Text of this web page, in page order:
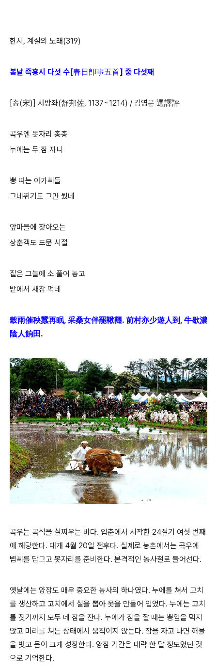
한시, 계절의 노래(319)
봄날 즉흥시 다섯 수[春日卽事五首] 중 다섯째
[송(宋)] 서방좌(舒邦佐, 1137~1214) / 김영문 選譯評
곡우엔 못자리 총총
누에는 두 잠 자니
뽕 따는 아가씨들
그네뛰기도 그만 뒀네
앞마을에 찾아오는
상춘객도 드문 시절
짙은 그늘에 소 풀어 놓고
밭에서 새참 먹네
穀雨催秧蠶再眠, 采桑女伴罷鞦韆. 前村亦少遊人到, 牛歇濃
陰人餉田.
곡우는 곡식을 살찌우는 비다. 입춘에서 시작한 24절기 여섯 번째
에 해당한다. 대개 4월 20일 전후다. 실제로 농촌에서는 곡우에
볍씨를 담그고 못자리를 준비한다. 본격적인 농사철로 들어선다.
옛날에는 양잠도 매우 중요한 농사의 하나였다. 누에를 쳐서 고치
를 생산하고 고치에서 실을 뽑아 옷을 만들어 입었다. 누에는 고치
를 짓기까지 모두 네 잠을 잔다. 누에가 잠을 잘 때는 뽕잎을 먹지
않고 머리를 쳐든 상태에서 움직이지 않는다. 잠을 자고 나면 허물
을 벗고 몸이 크게 성장한다. 양잠 기간은 대략 한 달 정도였던 것
으로 기억한다.